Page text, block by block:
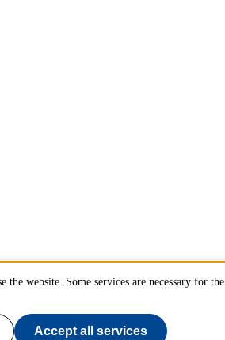
website. Some services are necessary for the
Accept all services